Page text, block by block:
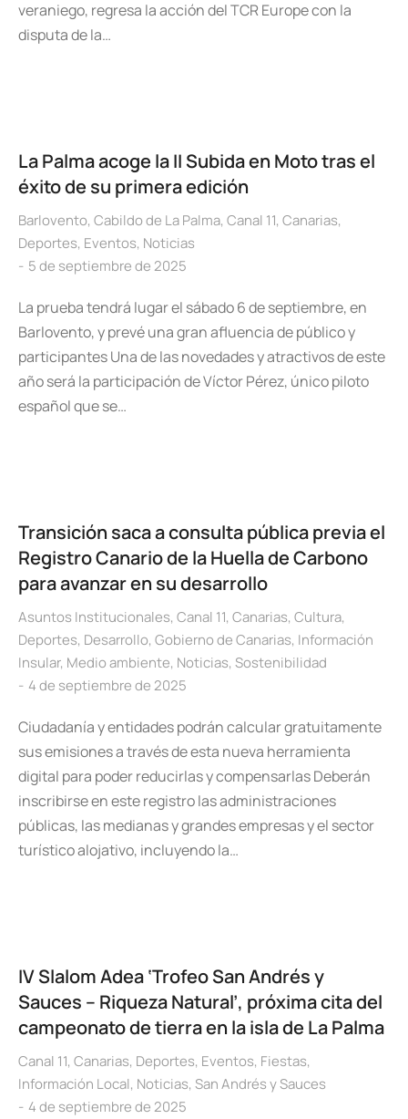
veraniego, regresa la acción del TCR Europe con la
disputa de la…
La Palma acoge la II Subida en Moto tras el
éxito de su primera edición
Barlovento, Cabildo de La Palma, Canal 11, Canarias,
Deportes, Eventos, Noticias
5 de septiembre de 2025
La prueba tendrá lugar el sábado 6 de septiembre, en
Barlovento, y prevé una gran afluencia de público y
participantes Una de las novedades y atractivos de este
año será la participación de Víctor Pérez, único piloto
español que se…
Transición saca a consulta pública previa el
Registro Canario de la Huella de Carbono
para avanzar en su desarrollo
Asuntos Institucionales, Canal 11, Canarias, Cultura,
Deportes, Desarrollo, Gobierno de Canarias, Información
Insular, Medio ambiente, Noticias, Sostenibilidad
4 de septiembre de 2025
Ciudadanía y entidades podrán calcular gratuitamente
sus emisiones a través de esta nueva herramienta
digital para poder reducirlas y compensarlas Deberán
inscribirse en este registro las administraciones
públicas, las medianas y grandes empresas y el sector
turístico alojativo, incluyendo la…
IV Slalom Adea ‘Trofeo San Andrés y
Sauces – Riqueza Natural’, próxima cita del
campeonato de tierra en la isla de La Palma
Canal 11, Canarias, Deportes, Eventos, Fiestas,
Información Local, Noticias, San Andrés y Sauces
4 de septiembre de 2025